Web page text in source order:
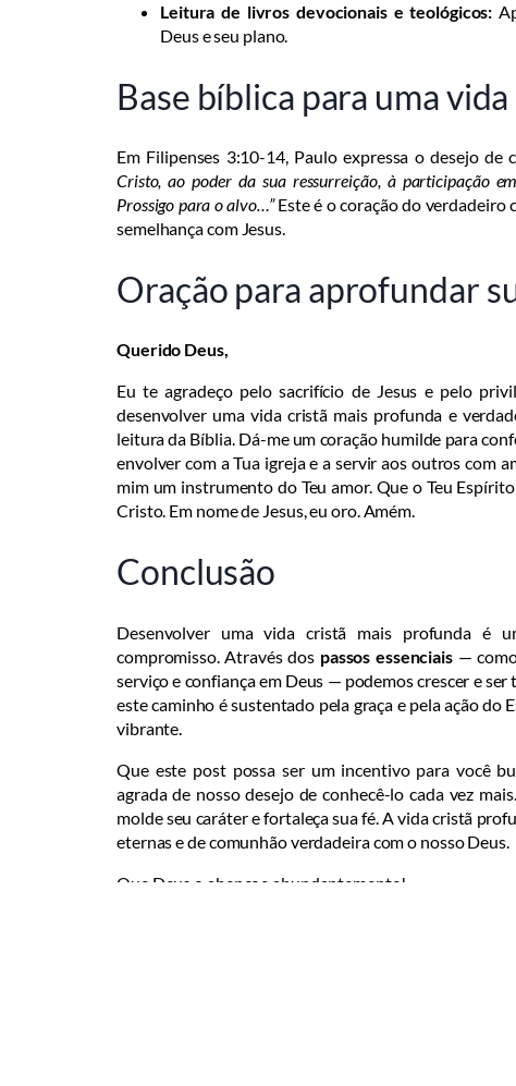
Leitura de livros devocionais e teológicos:
Deus e seu plano.
Base bíblica para uma
Em Filipenses 3:10-14, Paulo expressa o desejo
Cristo, ao poder da sua ressurreição, à participação
Prossigo para o alvo…”Este é o coração do verdadeiro
semelhança com Jesus.
Oração para aprofundar
Querido Deus,
Eu te agradeço pelo sacrifício de Jesus e pelo
desenvolver uma vida cristã mais profunda e
leitura da Bíblia. Dá-me um coração humilde para
envolver com a Tua igreja e a servir aos outros com
mim um instrumento do Teu amor. Que o Teu
Cristo. Em nome de Jesus, eu oro. Amém.
Conclusão
Desenvolver uma vida cristã mais profunda é
compromisso. Através dos passos essenciais —
serviço e confiança em Deus — podemos crescer e
este caminho é sustentado pela graça e pela ação
vibrante.
Que este post possa ser um incentivo para você
agrada de nosso desejo de conhecê-lo cada vez
molde seu caráter e fortaleça sua fé. A vida cristã
eternas e de comunhão verdadeira com o nosso Deus.
Que Deus o abençoe abundantemente!